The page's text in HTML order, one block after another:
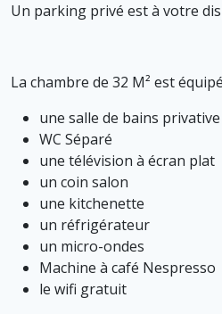
Un parking privé est à votre
La chambre de 32 M² est
une salle de bains
WC Séparé
une télévision à écran plat
un coin salon
une kitchenette
un réfrigérateur
un micro-ondes
Machine à café Nespresso
le wifi gratuit